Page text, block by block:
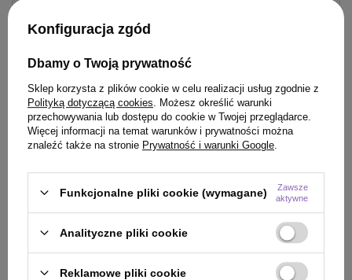
aktywator Oxibel 60 ml
67,80 zł szt.
Konfiguracja zgód
Dbamy o Twoją prywatność
Sklep korzysta z plików cookie w celu realizacji usług zgodnie z
Polityką dotyczącą cookies . Możesz określić warunki
przechowywania lub dostępu do cookie w Twojej przeglądarce.
Więcej informacji na temat warunków i prywatności można
znaleźć także na stronie Prywatność i warunki Google
Funkcjonalne pliki cookie (wymagane)
Zawsze
aktywne
Analityczne pliki cookie
Reklamowe pliki cookie